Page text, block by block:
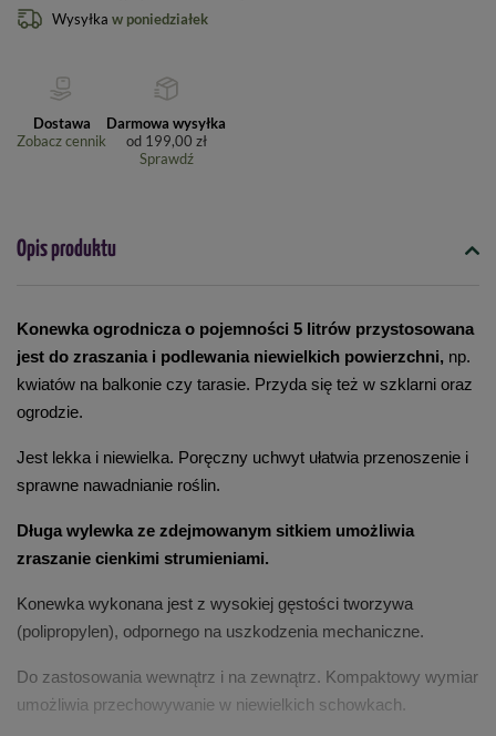
Wysyłka w poniedziałek
Dostawa
Zobacz cennik
Darmowa wysyłka
od 199,00 zł
Sprawdź
Opis produktu
Konewka ogrodnicza o pojemności 5 litrów przystosowana
jest do zraszania i podlewania niewielkich powierzchni, np.
kwiatów na balkonie czy tarasie. Przyda się też w szklarni oraz
ogrodzie.
Jest lekka i niewielka. Poręczny uchwyt ułatwia przenoszenie i
sprawne nawadnianie roślin.
Długa wylewka ze zdejmowanym sitkiem umożliwia
zraszanie cienkimi strumieniami.
Konewka wykonana jest z wysokiej gęstości tworzywa
(polipropylen), odpornego na uszkodzenia mechaniczne.
Do zastosowania wewnątrz i na zewnątrz. Kompaktowy wymiar
umożliwia przechowywanie w niewielkich schowkach.